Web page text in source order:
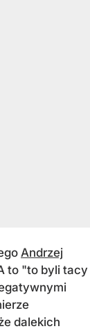
Andrzej
to "to byli tacy
dalekich